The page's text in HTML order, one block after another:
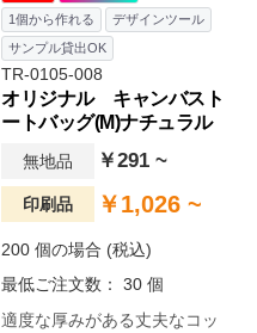
1個から作れる
デザインツール
サンプル貸出OK
TR-0105-008
オリジナル キャンバスト
ートバッグ(M)ナチュラル
無地品 ￥291 ~
印刷品 ￥1,026 ~
200 個の場合 (税込)
最低ご注文数： 30 個
適度な厚みがある丈夫なコッ